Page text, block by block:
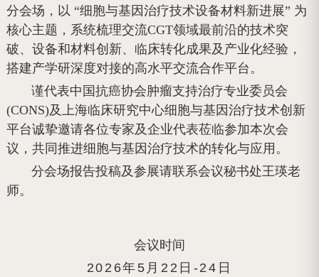
分会场，以 “细胞与基因治疗技术设备材料新进展” 为
核心主题，系统梳理交流CGT领域最前沿的技术突
破、设备和材料创新、临床转化成果及产业化经验，
搭建产学研深度对接的高水平交流合作平台。
谨代表中国抗癌协会肿瘤支持治疗专业委员会
(CONS)及上海临床研究中心细胞与基因治疗技术创新
平台诚挚邀请各位专家及企业代表莅临参加本次会
议，共同推进细胞与基因治疗技术的转化与应用。
分会场报告投稿及参展请联系会议秘书处王瑛老
师。
会议时间
2026年5月22日-24日